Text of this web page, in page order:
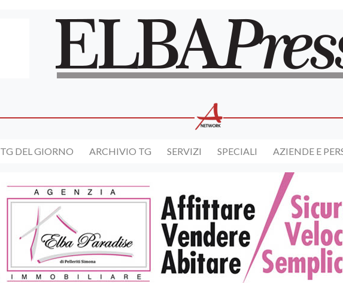
TG DEL GIORNO ARCHIVIO TG SERVIZI SPECIALI AZIENDE E